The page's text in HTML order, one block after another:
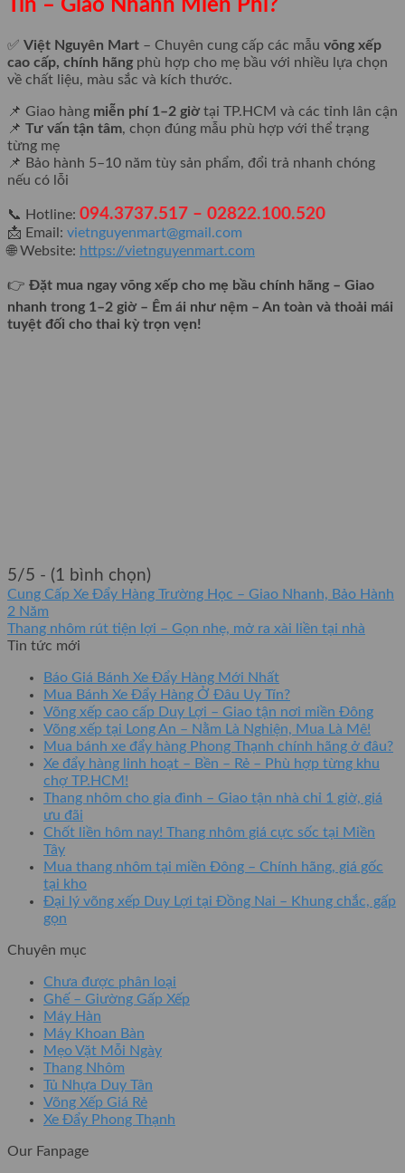
Tín – Giao Nhanh Miễn Phí?
✅ Việt Nguyên Mart – Chuyên cung cấp các mẫu võng xếp
cao cấp, chính hãng phù hợp cho mẹ bầu với nhiều lựa chọn
về chất liệu, màu sắc và kích thước.
📌 Giao hàng miễn phí 1–2 giờtại TP.HCM và các tỉnh lân cận
📌 Tư vấn tận tâm, chọn đúng mẫu phù hợp với thể trạng
từng mẹ
📌 Bảo hành 5–10 năm tùy sản phẩm, đổi trả nhanh chóng
nếu có lỗi
📞 Hotline: 094.3737.517 – 02822.100.520
📩 Email: vietnguyenmart@gmail.com
🌐 Website: https://vietnguyenmart.com
👉 Đặt mua ngay võng xếp cho mẹ bầu chính hãng – Giao
nhanh trong 1–2 giờ – Êm ái như nệm – An toàn và thoải mái
tuyệt đối cho thai kỳ trọn vẹn!
5/5 - (1 bình chọn)
Cung Cấp Xe Đẩy Hàng Trường Học – Giao Nhanh, Bảo Hành
2 Năm
Thang nhôm rút tiện lợi – Gọn nhẹ, mở ra xài liền tại nhà
Tin tức mới
Báo Giá Bánh Xe Đẩy Hàng Mới Nhất
Mua Bánh Xe Đẩy Hàng Ở Đâu Uy Tín?
Võng xếp cao cấp Duy Lợi – Giao tận nơi miền Đông
Võng xếp tại Long An – Nằm Là Nghiện, Mua Là Mê!
Mua bánh xe đẩy hàng Phong Thạnh chính hãng ở đâu?
Xe đẩy hàng linh hoạt – Bền – Rẻ – Phù hợp từng khu
chợ TP.HCM!
Thang nhôm cho gia đình – Giao tận nhà chỉ 1 giờ, giá
ưu đãi
Chốt liền hôm nay! Thang nhôm giá cực sốc tại Miền
Tây
Mua thang nhôm tại miền Đông – Chính hãng, giá gốc
tại kho
Đại lý võng xếp Duy Lợi tại Đồng Nai – Khung chắc, gấp
gọn
Chuyên mục
Chưa được phân loại
Ghế – Giường Gấp Xếp
Máy Hàn
Máy Khoan Bàn
Mẹo Vặt Mỗi Ngày
Thang Nhôm
Tủ Nhựa Duy Tân
Võng Xếp Giá Rẻ
Xe Đẩy Phong Thạnh
Our Fanpage